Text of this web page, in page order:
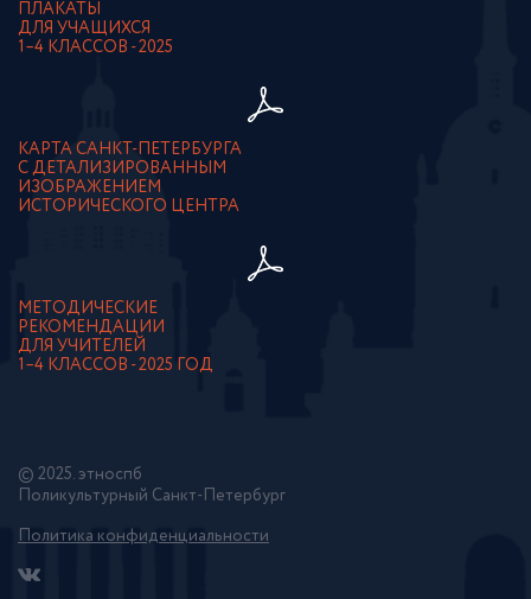
ПЛАКАТЫ
ДЛЯ УЧАЩИХСЯ
1–4 КЛАССОВ - 2025
КАРТА САНКТ-ПЕТЕРБУРГА
С ДЕТАЛИЗИРОВАННЫМ
ИЗОБРАЖЕНИЕМ
ИСТОРИЧЕСКОГО ЦЕНТРА
МЕТОДИЧЕСКИЕ
РЕКОМЕНДАЦИИ
ДЛЯ УЧИТЕЛЕЙ
1–4 КЛАССОВ - 2025 ГОД
© 2025. этноспб
Поликультурный Санкт-Петербург
Политика конфиденциальности